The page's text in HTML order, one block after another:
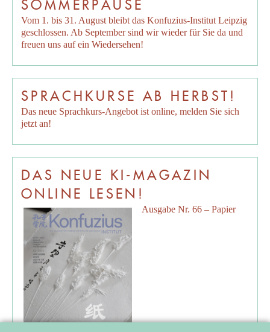
SOMMERPAUSE
Vom 1. bis 31. August bleibt das Konfuzius-Institut Leipzig
geschlossen. Ab September sind wir wieder für Sie da und
freuen uns auf ein Wiedersehen!
SPRACHKURSE AB HERBST!
Das neue Sprachkurs-Angebot ist online, melden Sie sich
jetzt an!
DAS NEUE KI-MAGAZIN
ONLINE LESEN!
Ausgabe Nr. 66 – Papier